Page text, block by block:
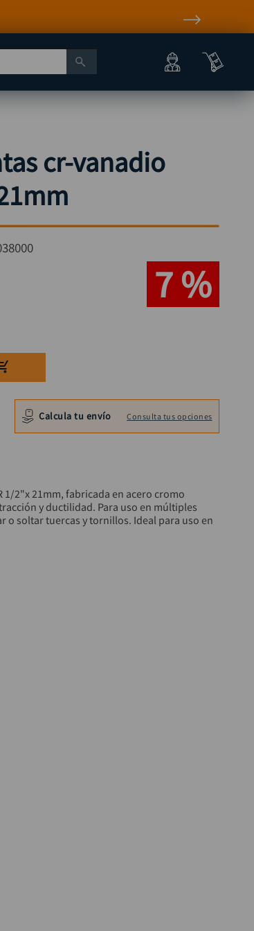
cr-vanadio
7 %
Calcula tu envío Consulta tus opciones
1/2"x 21mm, fabricada en acero cromo
y ductilidad. Para uso en múltiples
o soltar tuercas y tornillos. Ideal para uso en